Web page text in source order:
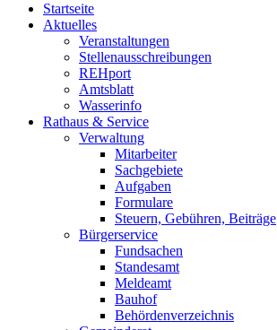
Startseite
Aktuelles
Veranstaltungen
Stellenausschreibungen
REHport
Amtsblatt
Wasserinfo
Rathaus & Service
Verwaltung
Mitarbeiter
Sachgebiete
Aufgaben
Formulare
Steuern, Gebühren, Beiträge
Bürgerservice
Fundsachen
Standesamt
Meldeamt
Bauhof
Behördenverzeichnis